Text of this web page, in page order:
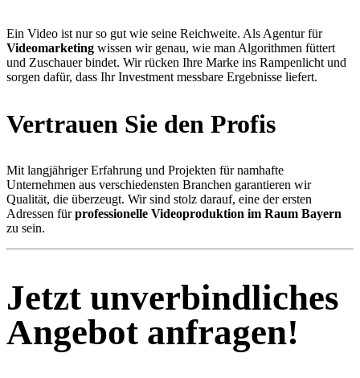
Ein Video ist nur so gut wie seine Reichweite. Als Agentur für
Videomarketing wissen wir genau, wie man Algorithmen füttert
und Zuschauer bindet. Wir rücken Ihre Marke ins Rampenlicht und
sorgen dafür, dass Ihr Investment messbare Ergebnisse liefert.
Vertrauen Sie den Profis
Mit langjähriger Erfahrung und Projekten für namhafte
Unternehmen aus verschiedensten Branchen garantieren wir
Qualität, die überzeugt. Wir sind stolz darauf, eine der ersten
Adressen fürprofessionelle Videoproduktion im Raum Bayern
zu sein.
Jetzt unverbindliches
Angebot anfragen!